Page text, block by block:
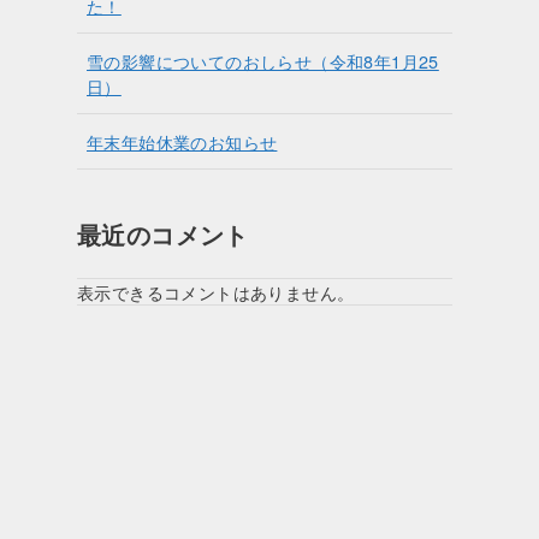
雪の影響についてのおしらせ（令和8年1月25
日）
年末年始休業のお知らせ
最近のコメント
表示できるコメントはありません。